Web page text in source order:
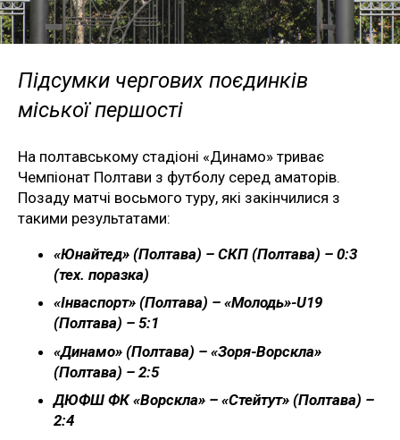
Підсумки чергових поєдинків
міської першості
На полтавському стадіоні «Динамо» триває
Чемпіонат Полтави з футболу серед аматорів.
Позаду матчі восьмого туру, які закінчилися з
такими результатами:
«Юнайтед» (Полтава) – СКП (Полтава) – 0:3
(тех. поразка)
«Інваспорт» (Полтава) – «Молодь»-U19
(Полтава) – 5:1
«Динамо» (Полтава) – «Зоря-Ворскла»
(Полтава) – 2:5
ДЮФШ ФК «Ворскла» – «Стейтут» (Полтава) –
2:4